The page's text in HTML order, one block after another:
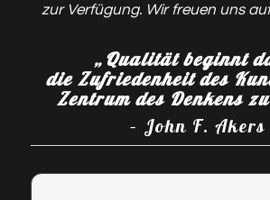
zur Verfügung. Wir freuen uns
„Qualität beginnt
die Zufriedenheit des
Zentrum des Denkens
– John F. Akers